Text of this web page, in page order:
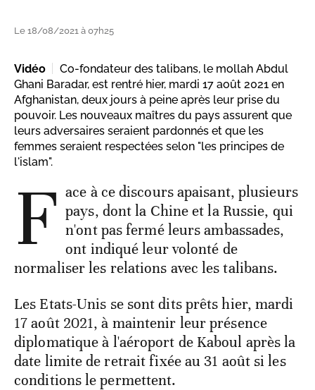
Le 18/08/2021 à 07h25
Vidéo
Co-fondateur des talibans, le mollah Abdul
Ghani Baradar, est rentré hier, mardi 17 août 2021 en
Afghanistan, deux jours à peine après leur prise du
pouvoir. Les nouveaux maîtres du pays assurent que
leurs adversaires seraient pardonnés et que les
femmes seraient respectées selon "les principes de
l'islam".
F ace à ce discours apaisant, plusieurs
pays, dont la Chine et la Russie, qui
n'ont pas fermé leurs ambassades,
ont indiqué leur volonté de
normaliser les relations avec les talibans.
Les Etats-Unis se sont dits prêts hier, mardi
17 août 2021, à maintenir leur présence
diplomatique à l'aéroport de Kaboul après la
date limite de retrait fixée au 31 août si les
conditions le permettent.